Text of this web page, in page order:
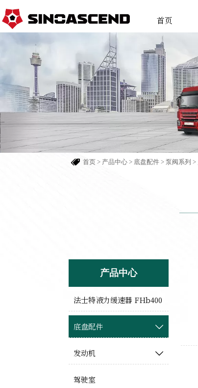
首页
 首页 > 产品中心 > 底盘配件 >泵阀系列 >
产品中心
法士特液力缓速器 FHb400
底盘配件 
发动机 
驾驶室